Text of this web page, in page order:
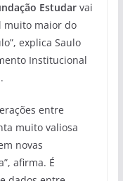
Estudar vai
muito maior do
explica Saulo
Institucional
entre
muito valiosa
novas
afirma. É